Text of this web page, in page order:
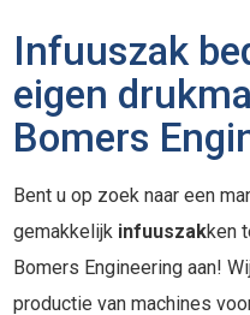
Infuuszak
eigen
Bomers
Bent u op zoek naar een
gemakkelijk infuuszakken
Bomers Engineering aan!
productie van machines